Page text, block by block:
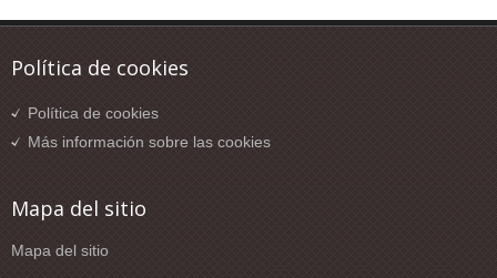
Política de cookies
Política de cookies
Más información sobre las cookies
Mapa del sitio
Mapa del sitio